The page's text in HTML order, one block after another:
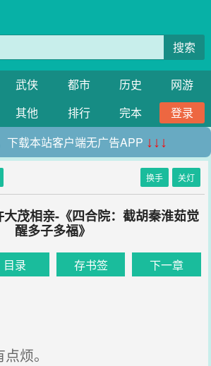
搜索
武侠 都市 历史
网游
其他 排行 完本
登录
下载本站客户端无广告APP ↓↓↓
换手 关灯
茂相亲-《四合院：截胡秦淮茹觉
醒多子多福》
目录 存书签 下一章
烦。